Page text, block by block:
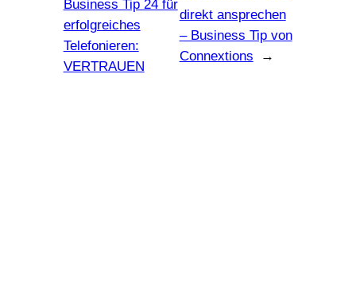
Business Tip 24 für
erfolgreiches
Telefonieren:
VERTRAUEN
direkt ansprechen
– Business Tip von
Connextions
→